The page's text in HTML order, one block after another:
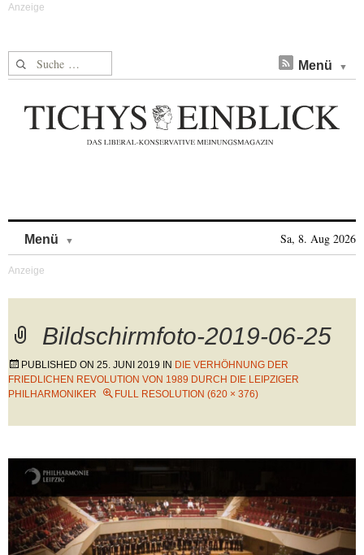
Suche nach: Menü
Menü Sa, 8. Aug 2026
Bildschirmfoto-2019-06-25
PUBLISHED ON 25. JUNI 2019 IN DIE VERHÖHNUNG DER
FRIEDLICHEN REVOLUTION VON 1989 DURCH DIE LEIPZIGER
PHILHARMONIKER
FULL RESOLUTION (620 × 376)